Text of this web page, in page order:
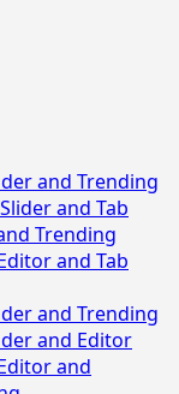
and Trending
and Tab
Trending
and Tab
and Trending
and Editor
and